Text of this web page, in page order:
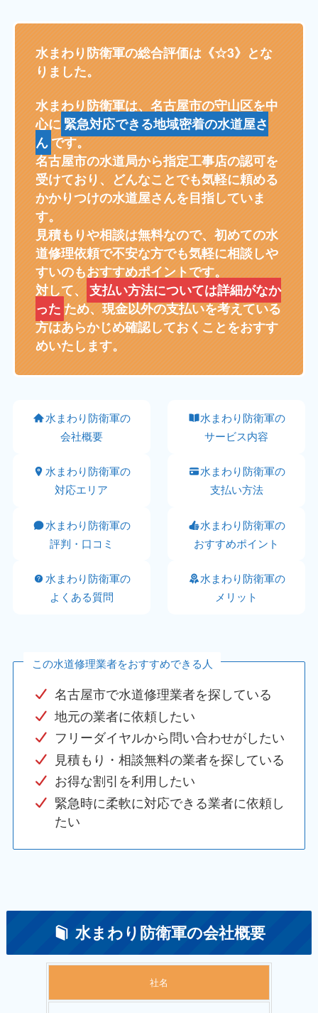
水まわり防衛軍の総合評価は《☆3》とな
りました。
水まわり防衛軍は、名古屋市の守山区を中
心に 緊急対応できる地域密着の水道屋さ
ん です。
名古屋市の水道局から指定工事店の認可を
受けており、どんなことでも気軽に頼める
かかりつけの水道屋さんを目指していま
す。
見積もりや相談は無料なので、初めての水
道修理依頼で不安な方でも気軽に相談しや
すいのもおすすめポイントです。
対して、
支払い方法については詳細がなか
った ため、現金以外の支払いを考えている
方はあらかじめ確認しておくことをおすす
めいたします。
水まわり防衛軍の
会社概要
水まわり防衛軍の
サービス内容
水まわり防衛軍の
対応エリア
水まわり防衛軍の
支払い方法
水まわり防衛軍の
評判・口コミ
水まわり防衛軍の
おすすめポイント
水まわり防衛軍の
よくある質問
水まわり防衛軍の
メリット
この水道修理業者をおすすめできる人
名古屋市で水道修理業者を探している
地元の業者に依頼したい
フリーダイヤルから問い合わせがしたい
見積もり・相談無料の業者を探している
お得な割引を利用したい
緊急時に柔軟に対応できる業者に依頼し
たい
水まわり防衛軍の会社概要
社名